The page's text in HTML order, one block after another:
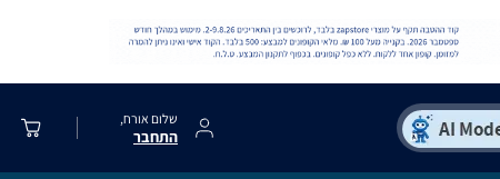
שלום אורח,
התחבר